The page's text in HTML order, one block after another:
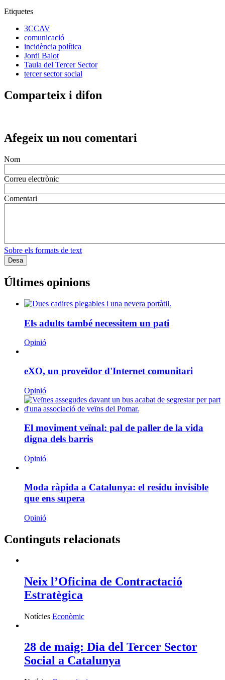
Etiquetes
3CCAV
comunicació
incidència política
Jordi Balot
Taula del Tercer Sector
tercer sector social
Comparteix i difon
Afegeix un nou comentari
Nom
Correu electrònic
Comentari
Sobre els formats de text
Últimes opinions
Els adults també necessitem un pati
Opinió
eXO, un proveïdor d'Internet comunitari
Opinió
El moviment veïnal: pal de paller de la vida
digna dels barris
Opinió
Moda ràpida a Catalunya: el residu invisible
que ens supera
Opinió
Continguts relacionats
Estratègica
Notícies Econòmic